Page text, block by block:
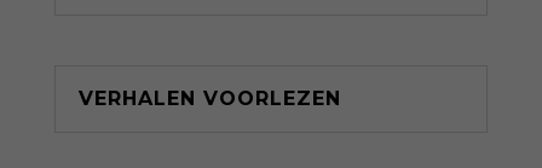
VERHALEN VOORLEZEN